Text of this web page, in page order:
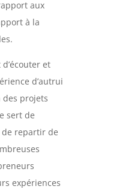
aux
à la
et
d’autrui
projets
sert de
repartir de
expériences